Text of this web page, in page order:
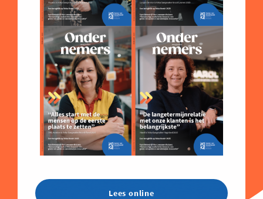
Lees online